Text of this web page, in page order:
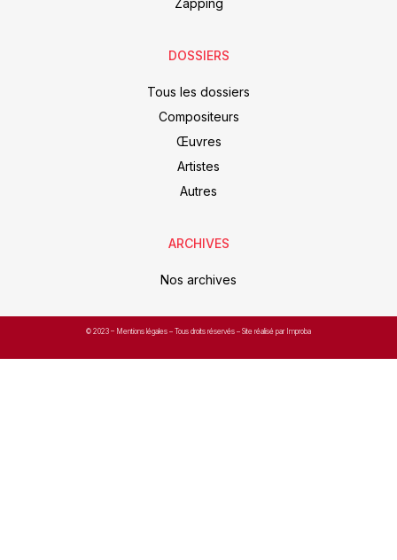
Zapping
DOSSIERS
Tous les dossiers
Compositeurs
Œuvres
Artistes
Autres
ARCHIVES
Nos archives
© 2023 – Mentions légales – Tous droits réservés – Site réalisé par Improba